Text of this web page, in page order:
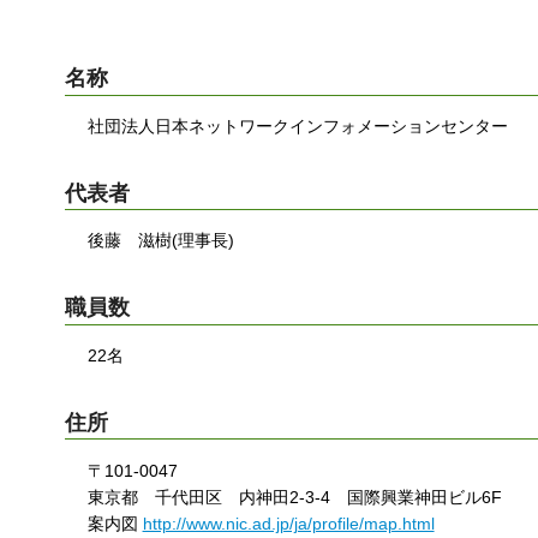
名称
社団法人日本ネットワークインフォメーションセンター
代表者
後藤 滋樹(理事長)
職員数
22名
住所
〒101-0047
東京都 千代田区 内神田2-3-4 国際興業神田ビル6F
案内図 http://www.nic.ad.jp/ja/profile/map.html